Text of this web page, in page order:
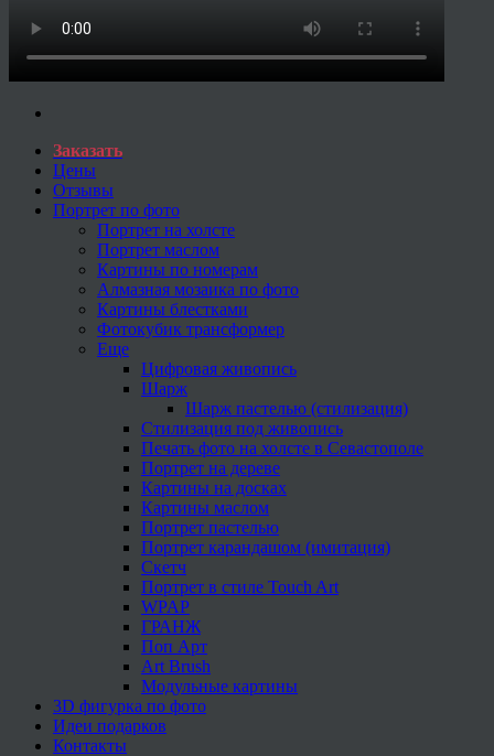
Заказать
Цены
Отзывы
Портрет по фото
Портрет на холсте
Портрет маслом
Картины по номерам
Алмазная мозаика по фото
Картины блестками
Фотокубик трансформер
Еще
Цифровая живопись
Шарж
Шарж пастелью (стилизация)
Стилизация под живопись
Печать фото на холсте в Севастополе
Портрет на дереве
Картины на досках
Картины маслом
Портрет пастелью
Портрет карандашом (имитация)
Скетч
Портрет в стиле Touch Art
WPAP
ГРАНЖ
Поп Арт
Art Brush
Модульные картины
3D фигурка по фото
Идеи подарков
Контакты